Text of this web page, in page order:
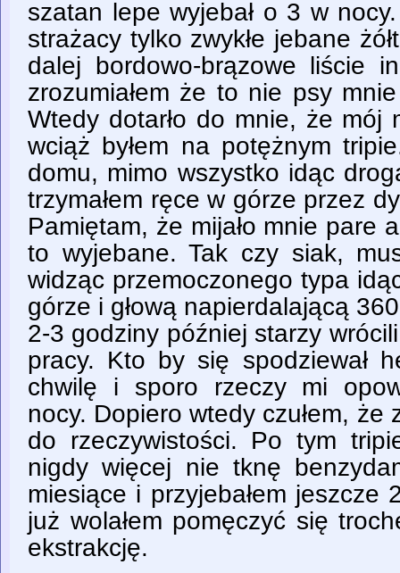
szatan lepe wyjebał o 3 w
strażacy tylko zwykłe jebane
dalej bordowo-brązowe liście
zrozumiałem że to nie psy
Wtedy dotarło do mnie, że mój
wciąż byłem na potężnym
domu, mimo wszystko idąc
trzymałem ręce w górze przez
Pamiętam, że mijało mnie pare
to wyjebane. Tak czy siak,
widząc przemoczonego typa
górze i głową napierdalającą
2-3 godziny później starzy
pracy. Kto by się spodziewał
chwilę i sporo rzeczy mi
nocy. Dopiero wtedy czułem, że
do rzeczywistości. Po tym
nigdy więcej nie tknę
miesiące i przyjebałem jeszcze
już wolałem pomęczyć się
ekstrakcję.